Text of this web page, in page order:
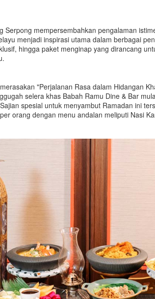
Serpong mempersembahkan pengalaman
menjadi inspirasi utama dalam berbagai
hingga paket menginap yang dirancang
"Perjalanan Rasa dalam Hidangan
selera khas Babah Ramu Dine & Bar
spesial untuk menyambut Ramadan ini
orang dengan menu andalan meliputi Nasi